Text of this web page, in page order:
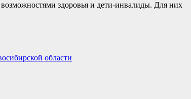
здоровья и дети-инвалиды. Для них
области